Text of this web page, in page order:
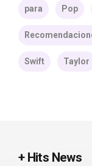
para Pop
Swift Taylor
+ Hits News